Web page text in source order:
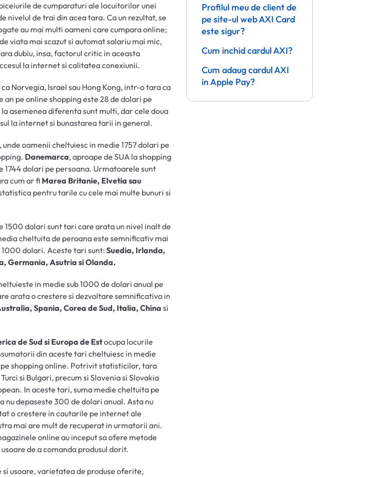
de cumparaturi ale locuitorilor unei
nivelul de trai din acea tara. Ca un rezultat, se
au mai multi oameni care cumpara online;
viata mai scazut si automat salariu mai mic,
dubiu, insa, factorul critic in aceasta
la internet si calitatea conexiunii.
Norvegia, Israel sau Hong Kong, intr-o tara ca
an pe online shopping este 28 de dolari pe
asemenea diferenta sunt multi, dar cele doua
la internet si bunastarea tarii in general.
, unde oamenii cheltuiesc in medie 1757 dolari pe
Danemarca, aproape de SUA la shopping
1744 dolari pe persoana. Urmatoarele sunt
cum ar fiMarea Britanie, Elvetia sau
pentru tarile cu cele mai multe bunuri si
1500 dolari sunt tari care arata un nivel inalt de
cheltuita de peroana este semnificativ mai
1000 dolari. Aceste tari sunt:Suedia, Irlanda,
Germania, Asutria si Olanda.
in medie sub 1000 de dolari anual pe
arata o crestere si dezvoltare semnificativa in
Spania, Corea de Sud, Italia, Chinasi
de Sud si Europa de Estocupa locurile
din aceste tari cheltuiesc in medie
shopping online. Potrivit statisticilor, tara
si Bulgari, precum si Slovenia si Slovakia
In aceste tari, suma medie cheltuita pe
nu depaseste 300 de dolari anual. Asta nu
o crestere in cautarile pe internet ale
mai are mult de recuperat in urmatorii ani.
online au inceput sa ofere metode
de a comanda produsul dorit.
usoare, varietatea de produse oferite,
Profilul meu de client de
pe site-ul web AXI Card
este sigur?
Cum inchid cardul AXI?
Cum adaug cardul AXI
in Apple Pay?